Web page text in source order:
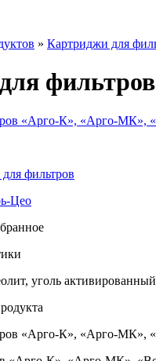
» Картриджи для
фильтров
Цео
уголь